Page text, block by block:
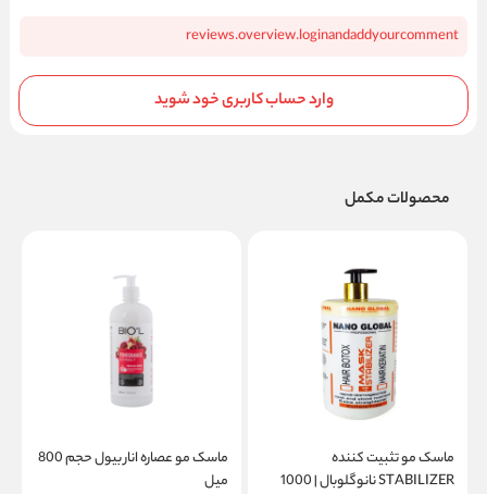
reviews.overview.loginandaddyourcomment
وارد حساب کاربری خود شوید
محصولات مکمل
ماسک مو تثبیت کننده
STABILIZER نانوگلوبال | 1000
ماسک مو عصاره انار بیول حجم 800
میل